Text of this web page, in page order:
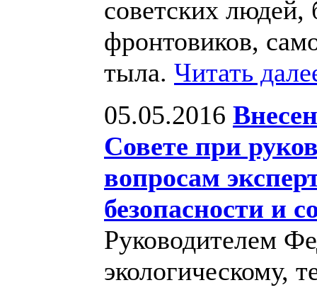
советских людей,
фронтовиков,
тыла. Читать
05.05.2016
Совете при
вопросам
безопасности и
Руководителем
экологическому,